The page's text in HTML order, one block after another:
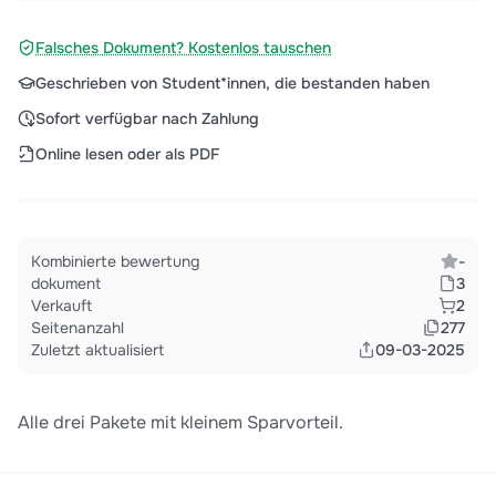
Falsches Dokument? Kostenlos tauschen
Geschrieben von Student*innen, die bestanden haben
Sofort verfügbar nach Zahlung
Online lesen oder als PDF
Kombinierte bewertung
-
dokument
3
Verkauft
2
Seitenanzahl
277
Zuletzt aktualisiert
09-03-2025
Alle drei Pakete mit kleinem Sparvorteil.